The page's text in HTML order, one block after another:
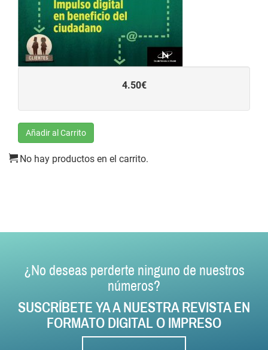
4.50€
Añadir al Carrito
No hay productos en el carrito.
¿No deseas perderte ninguno de nuestros
números?
SUSCRÍBETE YA A NUESTRA REVISTA EN
FORMATO DIGITAL O IMPRESO